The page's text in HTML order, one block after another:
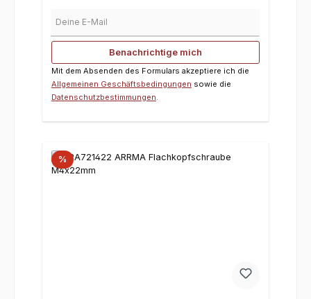
Benachrichtige mich
Mit dem Absenden des Formulars akzeptiere ich die
Allgemeinen Geschäftsbedingungen sowie die
Datenschutzbestimmungen.
%